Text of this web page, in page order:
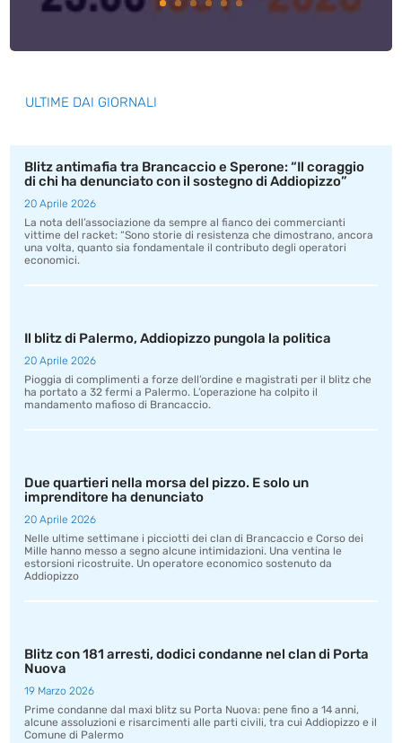
ULTIME DAI GIORNALI
Blitz antimafia tra Brancaccio e Sperone: “Il coraggio
di chi ha denunciato con il sostegno di Addiopizzo”
20 Aprile 2026
La nota dell’associazione da sempre al fianco dei commercianti
vittime del racket: “Sono storie di resistenza che dimostrano, ancora
una volta, quanto sia fondamentale il contributo degli operatori
economici.
Il blitz di Palermo, Addiopizzo pungola la politica
20 Aprile 2026
Pioggia di complimenti a forze dell’ordine e magistrati per il blitz che
ha portato a 32 fermi a Palermo. L’operazione ha colpito il
mandamento mafioso di Brancaccio.
Due quartieri nella morsa del pizzo. E solo un
imprenditore ha denunciato
20 Aprile 2026
Nelle ultime settimane i picciotti dei clan di Brancaccio e Corso dei
Mille hanno messo a segno alcune intimidazioni. Una ventina le
estorsioni ricostruite. Un operatore economico sostenuto da
Addiopizzo
Blitz con 181 arresti, dodici condanne nel clan di Porta
Nuova
19 Marzo 2026
Prime condanne dal maxi blitz su Porta Nuova: pene fino a 14 anni,
alcune assoluzioni e risarcimenti alle parti civili, tra cui Addiopizzo e il
Comune di Palermo